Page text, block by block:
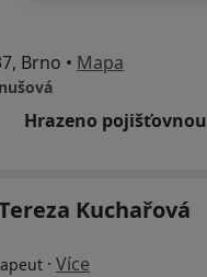
Brno • Mapa
Hrazeno pojišťovnou
Kuchařová
· Více